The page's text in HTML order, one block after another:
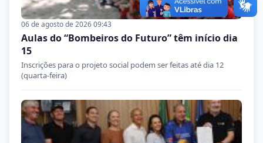
06 de agosto de 2026 09:43
Aulas do “Bombeiros do Futuro” têm início dia
15
Inscrições para o projeto social podem ser feitas até dia 12
(quarta-feira)